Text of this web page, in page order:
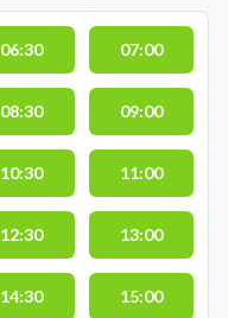
06:30 07:00
08:30 09:00
10:30 11:00
12:30 13:00
14:30 15:00